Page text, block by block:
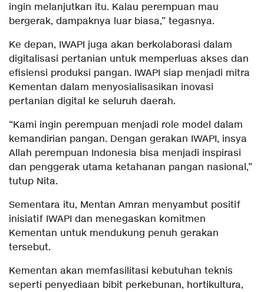
ingin melanjutkan itu. Kalau perempuan mau
bergerak, dampaknya luar biasa,” tegasnya.
Ke depan, IWAPI juga akan berkolaborasi dalam
digitalisasi pertanian untuk memperluas akses dan
efisiensi produksi pangan. IWAPI siap menjadi mitra
Kementan dalam menyosialisasikan inovasi
pertanian digital ke seluruh daerah.
“Kami ingin perempuan menjadi role model dalam
kemandirian pangan. Dengan gerakan IWAPI, insya
Allah perempuan Indonesia bisa menjadi inspirasi
dan penggerak utama ketahanan pangan nasional,”
tutup Nita.
Sementara itu, Mentan Amran menyambut positif
inisiatif IWAPI dan menegaskan komitmen
Kementan untuk mendukung penuh gerakan
tersebut.
Kementan akan memfasilitasi kebutuhan teknis
seperti penyediaan bibit perkebunan, hortikultura,